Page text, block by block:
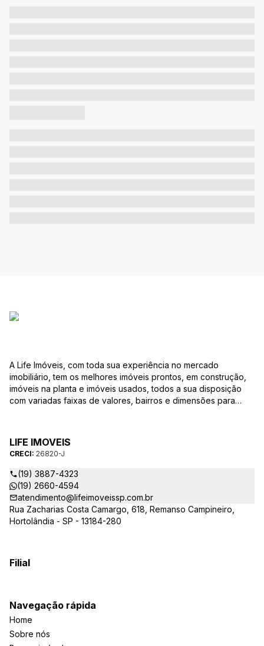
A Life Imóveis, com toda sua experiência no mercado
imobiliário, tem os melhores imóveis prontos, em construção,
imóveis na planta e imóveis usados, todos a sua disposição
com variadas faixas de valores, bairros e dimensões para
as suas dúvidas sobre casas, apartamentos, terrenos, salas
comerciais e outros produtos imobiliários.
LIFE IMOVEIS
CRECI: 26820-J
(19) 3887-4323
(19) 2660-4594
atendimento@lifeimoveissp.com.br
Rua Zacharias Costa Camargo, 618, Remanso Campineiro,
Hortolândia - SP - 13184-280
Filial
Navegação rápida
Home
Sobre nós